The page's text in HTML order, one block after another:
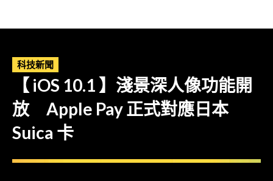
科技新聞
【 iOS 10.1 】淺景深人像功能開
放 Apple Pay 正式對應日本
Suica 卡